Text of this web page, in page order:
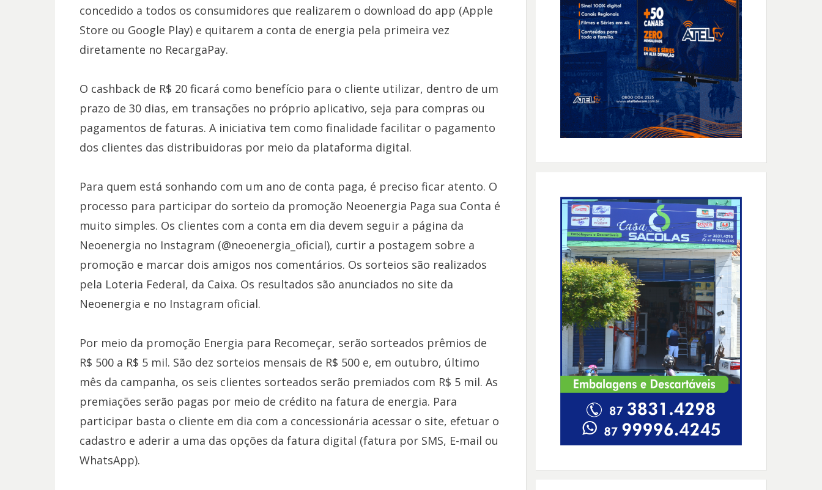
concedido a todos os consumidores que realizarem o download do app (Apple
Store ou Google Play) e quitarem a conta de energia pela primeira vez
diretamente no RecargaPay.
O cashback de R$ 20 ficará como benefício para o cliente utilizar, dentro de um
prazo de 30 dias, em transações no próprio aplicativo, seja para compras ou
pagamentos de faturas. A iniciativa tem como finalidade facilitar o pagamento
dos clientes das distribuidoras por meio da plataforma digital.
Para quem está sonhando com um ano de conta paga, é preciso ficar atento. O
processo para participar do sorteio da promoção Neoenergia Paga sua Conta é
muito simples. Os clientes com a conta em dia devem seguir a página da
Neoenergia no Instagram (@neoenergia_oficial), curtir a postagem sobre a
promoção e marcar dois amigos nos comentários. Os sorteios são realizados
pela Loteria Federal, da Caixa. Os resultados são anunciados no site da
Neoenergia e no Instagram oficial.
Por meio da promoção Energia para Recomeçar, serão sorteados prêmios de
R$ 500 a R$ 5 mil. São dez sorteios mensais de R$ 500 e, em outubro, último
mês da campanha, os seis clientes sorteados serão premiados com R$ 5 mil. As
premiações serão pagas por meio de crédito na fatura de energia. Para
participar basta o cliente em dia com a concessionária acessar o site, efetuar o
cadastro e aderir a uma das opções da fatura digital (fatura por SMS, E-mail ou
WhatsApp).